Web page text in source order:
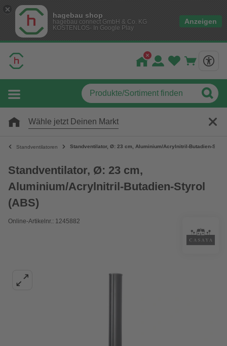
hagebau shop
hagebau connect GmbH & Co. KG
KOSTENLOS- In Google Play
Anzeigen
Wähle jetzt Deinen Markt
Standventilatoren Standventilator, Ø: 23 cm, Aluminium/Acrylnitril-Butadien-Styrol
Standventilator, Ø: 23 cm,
Aluminium/Acrylnitril-Butadien-Styrol
(ABS)
Online-Artikelnr.: 1245882